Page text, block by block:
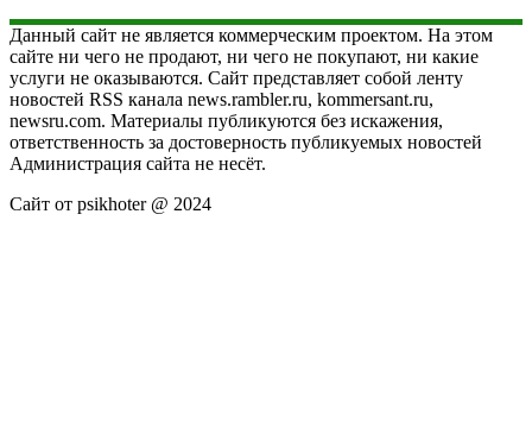
Данный сайт не является коммерческим проектом. На этом
сайте ни чего не продают, ни чего не покупают, ни какие
услуги не оказываются. Сайт представляет собой ленту
новостей RSS канала news.rambler.ru, kommersant.ru,
newsru.com. Материалы публикуются без искажения,
ответственность за достоверность публикуемых новостей
Администрация сайта не несёт.
Сайт от psikhoter @ 2024